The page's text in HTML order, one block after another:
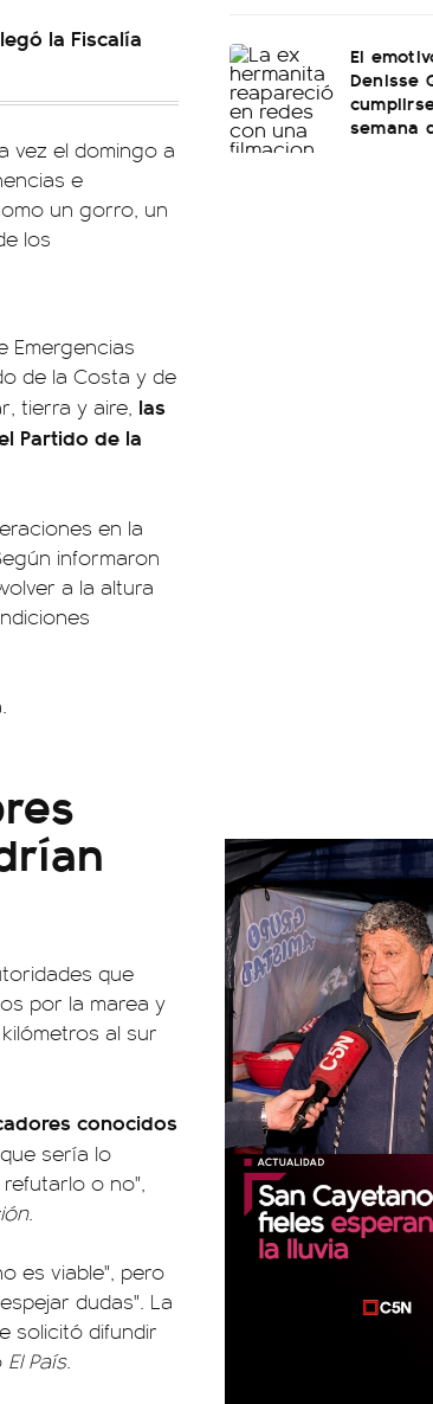
la Fiscalía
vez el domingo a
e
un gorro, un
los
Emergencias
de la Costa y de
tierra y aire, las
Partido de la
en la
informaron
a la altura
que
por la marea y
al sur
conocidos
sería lo
o no",
.
es viable", pero
dudas". La
solicitó difundir
El País.
El
Denisse
semana